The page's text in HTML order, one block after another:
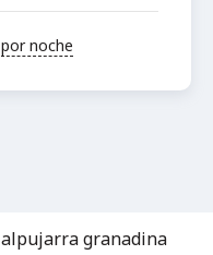
por noche